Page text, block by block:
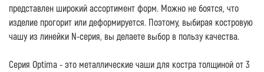
представлен широкий ассортимент форм. Можно не боятся, что
изделие прогорит или деформируется. Поэтому, выбирая костровую
чашу из линейки N-серия, вы делаете выбор в пользу качества.
Серия Optima - это металлические чаши для костра толщиной от 3